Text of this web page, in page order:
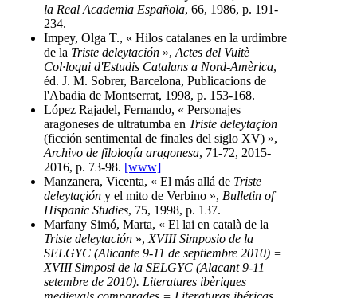
la Real Academia Española, 66, 1986, p. 191-
234.
Impey, Olga T., « Hilos catalanes en la urdimbre
de la Triste deleytación », Actes del Vuitè
Col·loqui d'Estudis Catalans a Nord-Amèrica,
éd. J. M. Sobrer, Barcelona, Publicacions de
l'Abadia de Montserrat, 1998, p. 153-168.
López Rajadel, Fernando, « Personajes
aragoneses de ultratumba en Triste deleytaçion
(ficción sentimental de finales del siglo XV) »,
Archivo de filología aragonesa, 71-72, 2015-
2016, p. 73-98. [www]
Manzanera, Vicenta, « El más allá de Triste
deleytaçión y el mito de Verbino », Bulletin of
Hispanic Studies, 75, 1998, p. 137.
Marfany Simó, Marta, « El lai en català de la
Triste deleytación », XVIII Simposio de la
SELGYC (Alicante 9-11 de septiembre 2010) =
XVIII Simposi de la SELGYC (Alacant 9-11
setembre de 2010). Literatures ibèriques